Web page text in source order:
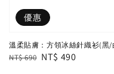
優惠
溫柔貼膚：方領冰絲針織衫(黑/
Regular
NT$ 690 Sale
NT$ 490